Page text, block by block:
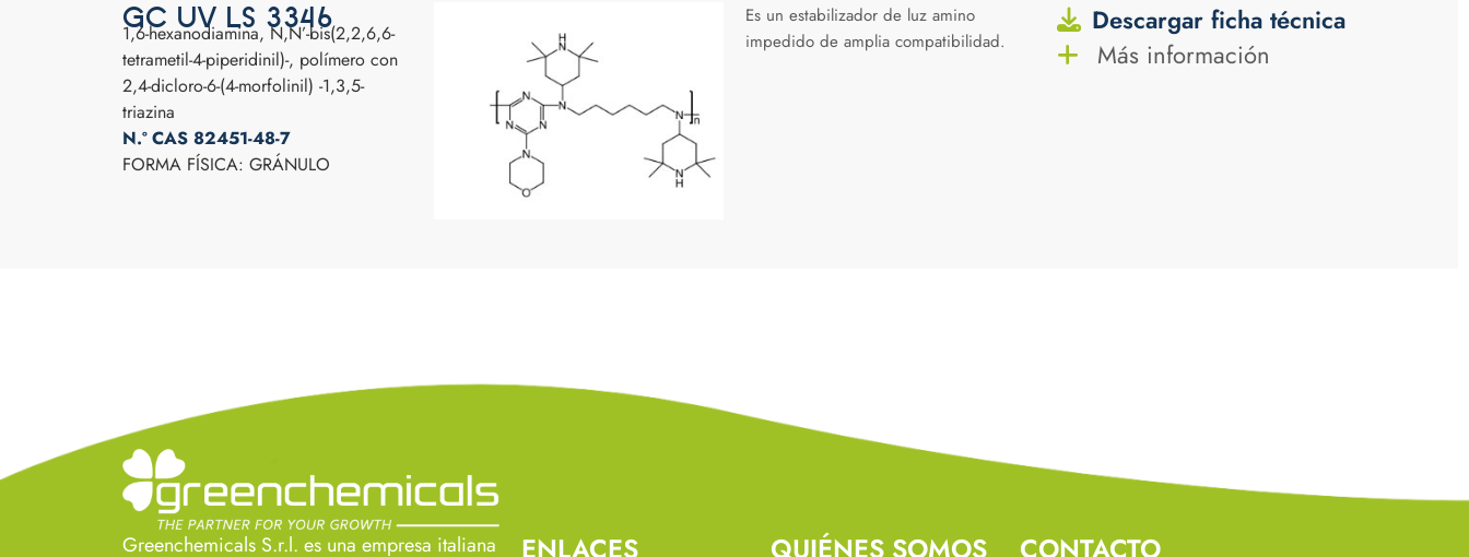
GC UV LS 3346
1,6-hexanodiamina, N,N’-bis(2,2,6,6-
tetrametil-4-piperidinil)-, polímero con
2,4-dicloro-6-(4-morfolinil) -1,3,5-
triazina
N.º CAS 82451-48-7
FORMA FÍSICA: GRÁNULO
Es un estabilizador de luz amino
impedido de amplia compatibilidad.
Descargar ficha técnica
Más información
Greenchemicals S.r.l. es una empresa italiana ENLACES QUIÉNES SOMOS CONTACTO